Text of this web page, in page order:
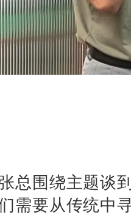
总围绕主题谈
需要从传统中